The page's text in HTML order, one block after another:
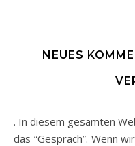
NEUES
. In diesem gesamten
das “Gespräch”. Wenn